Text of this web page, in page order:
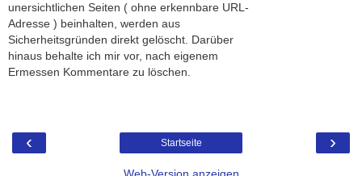
unersichtlichen Seiten ( ohne erkennbare URL-
Adresse ) beinhalten, werden aus
Sicherheitsgründen direkt gelöscht. Darüber
hinaus behalte ich mir vor, nach eigenem
Ermessen Kommentare zu löschen.
‹ ›
Startseite
Web-Version anzeigen